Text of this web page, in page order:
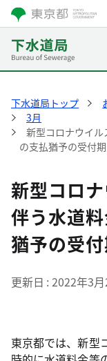
下水道局トップ
3月
新型コロナウイ
の支払猶予の受付
新型コロ
伴う水道
猶予の受
更新日 2022年3
東京都では、新型